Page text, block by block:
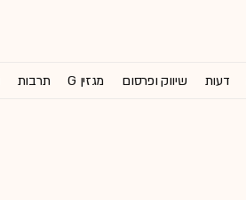
דעות שיווק ופרסום מגזין G תרבות